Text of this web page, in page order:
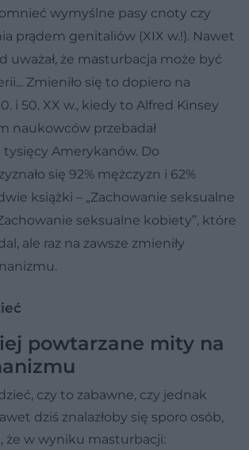
wymyślne pasy cnoty czy
prądem genitaliów (XIX w.!). Nawet
uważał, że masturbacja może być
Zmieniło się to dopiero na
i 50. XX w., kiedy to Alfred Kinsey
naukowców przebadał
tysięcy Amerykanów. Do
się 92% mężczyzn i 62%
książki – „Zachowanie seksualne
seksualne kobiety”, które
ale raz na zawsze zmieniły
powtarzane mity na
czy to zabawne, czy jednak
dziś znalazłoby się sporo osób,
że w wyniku masturbacji: